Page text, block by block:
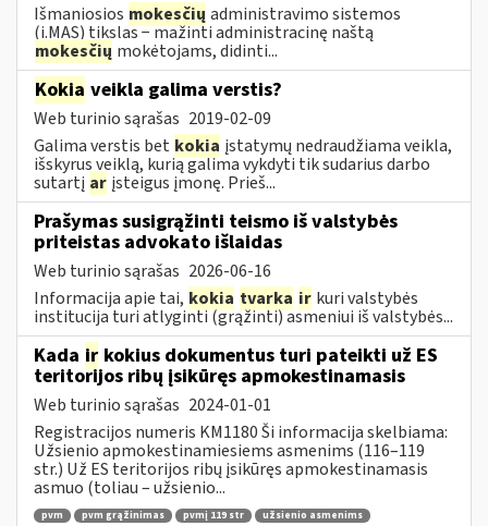
Išmaniosios mokesčių administravimo sistemos
(i.MAS) tikslas − mažinti administracinę naštą
mokesčių mokėtojams, didinti...
Kokia veikla galima verstis?
Web turinio sąrašas 2019-02-09
Galima verstis bet kokia įstatymų nedraudžiama veikla,
išskyrus veiklą, kurią galima vykdyti tik sudarius darbo
sutartį ar įsteigus įmonę. Prieš...
Prašymas susigrąžinti teismo iš valstybės
priteistas advokato išlaidas
Web turinio sąrašas 2026-06-16
Informacija apie tai, kokia tvarka ir kuri valstybės
institucija turi atlyginti (grąžinti) asmeniui iš valstybės...
Kada ir kokius dokumentus turi pateikti už ES
teritorijos ribų įsikūręs apmokestinamasis
Web turinio sąrašas 2024-01-01
Registracijos numeris KM1180 Ši informacija skelbiama:
Užsienio apmokestinamiesiems asmenims (116–119
str.) Už ES teritorijos ribų įsikūręs apmokestinamasis
asmuo (toliau – užsienio...
pvm pvm grąžinimas pvmį 119 str
užsienio asmenims